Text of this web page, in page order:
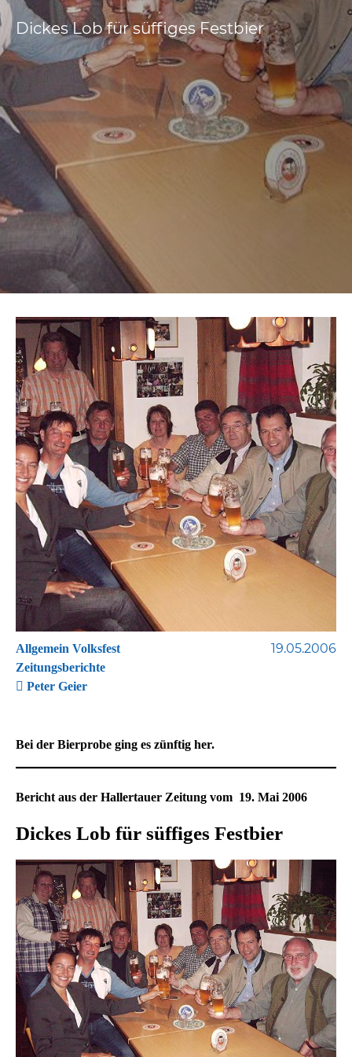
Dickes Lob für süffiges Festbier
Allgemein Volksfest
Zeitungsberichte
Peter Geier
19.05.2006
Bei der Bierprobe ging es zünftig her.
Bericht aus der Hallertauer Zeitung vom 19. Mai 2006
Dickes Lob für süffiges Festbier